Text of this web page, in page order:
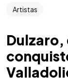
Artistas
Dulzaro,